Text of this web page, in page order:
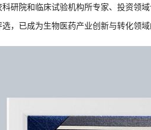
研院和临床试验机构所专家、投资领
，已成为生物医药产业创新与转化领域